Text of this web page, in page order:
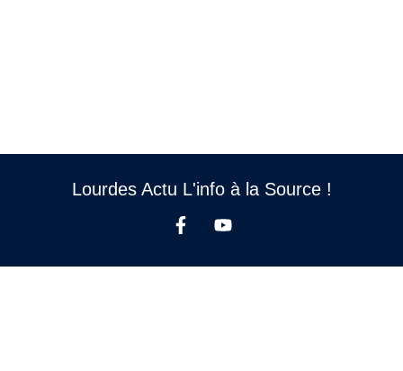
Lourdes Actu L'info à la Source !